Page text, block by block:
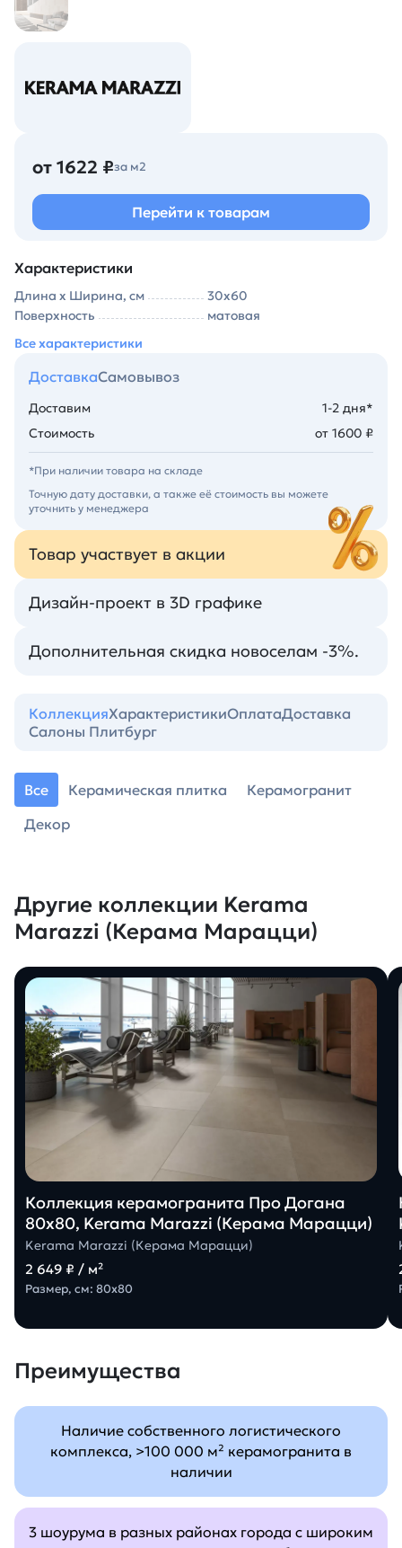
от 1622 ₽за м2
Перейти к товарам
Характеристики
Длина х Ширина, см
30х60
Поверхность
матовая
Все характеристики
ДоставкаСамовывоз
Доставим
1-2 дня*
Стоимость
от 1600 ₽
*При наличии товара на складе
Точную дату доставки, а также её стоимость вы можете
уточнить у менеджера
Товар участвует в акции
Дизайн-проект в 3D графике
Дополнительная скидка новоселам -3%.
КоллекцияХарактеристикиОплатаДоставка
Салоны Плитбург
Все Керамическая плитка
Керамогранит
Декор
Другие коллекции Kerama
Marazzi (Керама Марацци)
Коллекция керамогранита Про Догана
80х80, Kerama Marazzi (Керама Марацци)
Kerama Marazzi (Керама Марацци)
2 649 ₽ / м²
Размер, см: 80х80
Преимущества
Наличие собственного логистического
комплекса, >100 000 м² керамогранита в
наличии
3 шоурума в разных районах города с широким